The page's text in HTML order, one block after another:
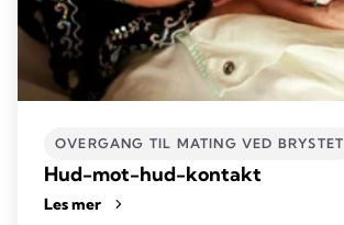
OVERGANG TIL MATING VED BRYSTET
Hud-mot-hud-kontakt
Les mer